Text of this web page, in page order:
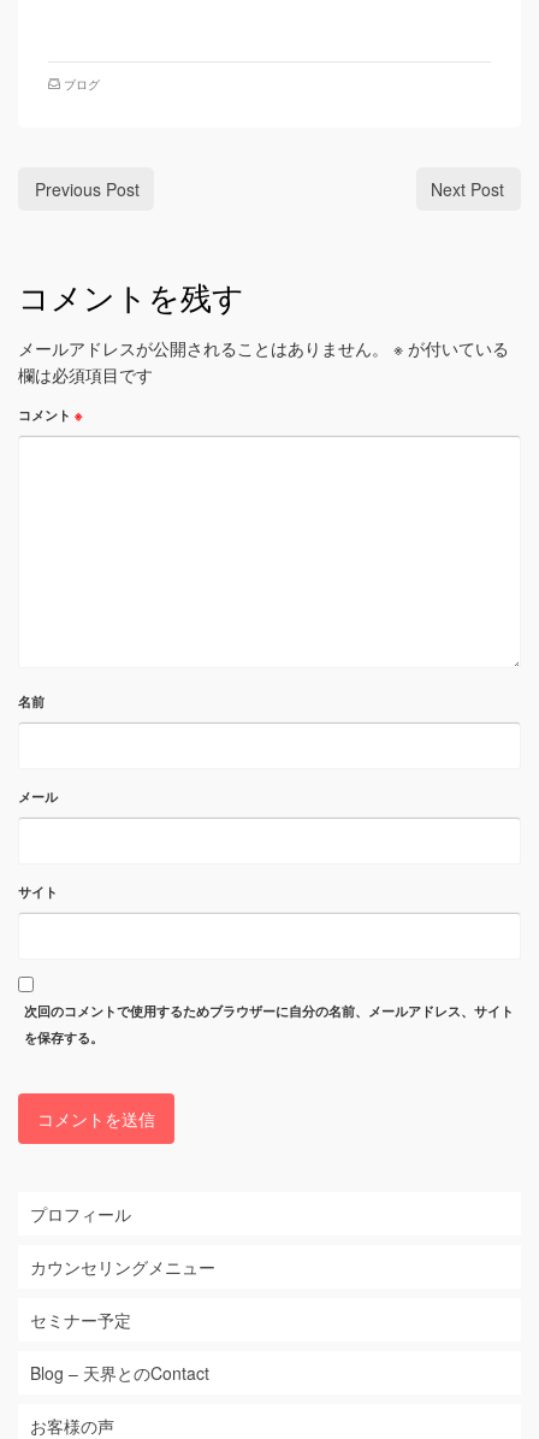
ブログ
Previous Post Next Post
コメントを残す
メールアドレスが公開されることはありません。 ※ が付いている
欄は必須項目です
コメント ※
名前
メール
サイト
次回のコメントで使用するためブラウザーに自分の名前、メールアドレス、サイト
を保存する。
プロフィール
カウンセリングメニュー
セミナー予定
Blog – 天界とのContact
お客様の声